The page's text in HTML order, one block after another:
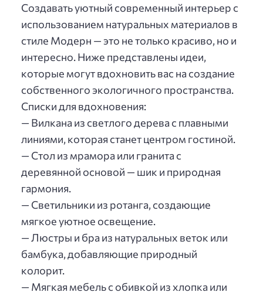
Создавать уютный современный интерьер с
использованием натуральных материалов в
стиле Модерн — это не только красиво, но и
интересно. Ниже представлены идеи,
которые могут вдохновить вас на создание
собственного экологичного пространства.
Списки для вдохновения:
— Вилкана из светлого дерева с плавными
линиями, которая станет центром гостиной.
— Стол из мрамора или гранита с
деревянной основой — шик и природная
гармония.
— Светильники из ротанга, создающие
мягкое уютное освещение.
— Люстры и бра из натуральных веток или
бамбука, добавляющие природный
колорит.
— Мягкая мебель с обивкой из хлопка или